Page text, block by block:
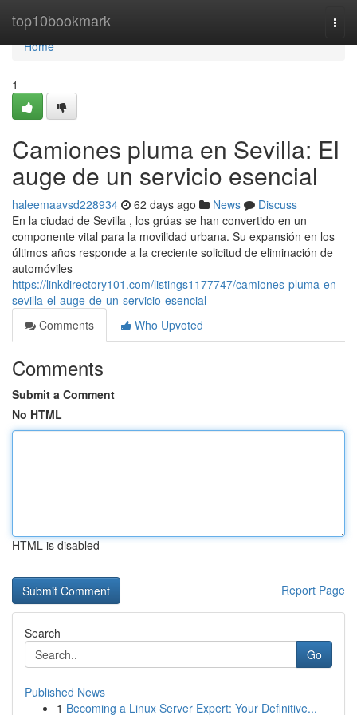
top10bookmark
Home
Home
1
Camiones pluma en Sevilla: El
auge de un servicio esencial
haleemaavsd228934 62 days ago News
Discuss
En la ciudad de Sevilla , los grúas se han convertido en un
componente vital para la movilidad urbana. Su expansión en los
últimos años responde a la creciente solicitud de eliminación de
automóviles
https://linkdirectory101.com/listings1177747/camiones-pluma-en-
sevilla-el-auge-de-un-servicio-esencial
Comments
Who Upvoted
Comments
Submit a Comment
No HTML
HTML is disabled
Report Page
Search
Go
Published News
1 Becoming a Linux Server Expert: Your Definitive...